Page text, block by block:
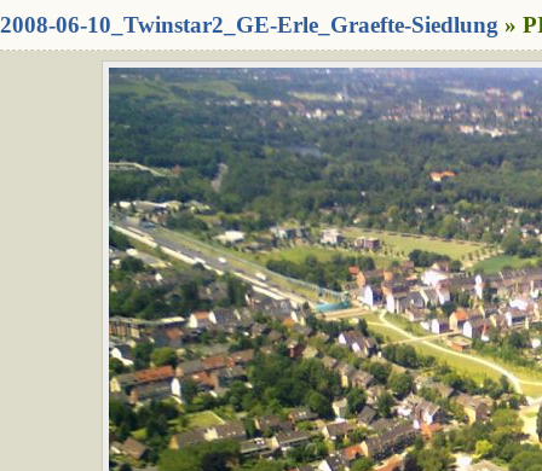
2008-06-10_Twinstar2_GE-Erle_Graefte-Siedlung »